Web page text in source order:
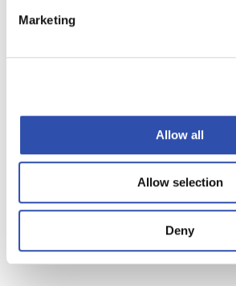
Marketing
Allow all
Allow selection
Deny